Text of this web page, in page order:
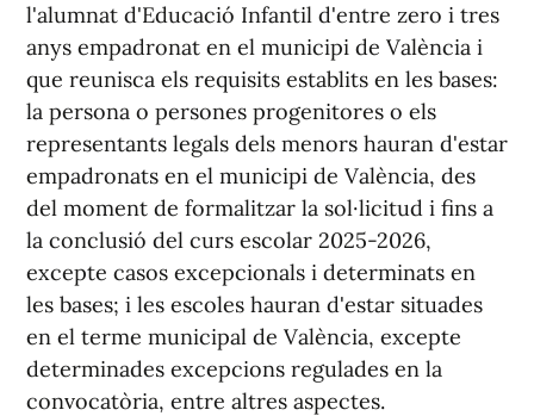
l'alumnat d'Educació Infantil d'entre zero i tres
anys empadronat en el municipi de València i
que reunisca els requisits establits en les bases:
la persona o persones progenitores o els
representants legals dels menors hauran d'estar
empadronats en el municipi de València, des
del moment de formalitzar la sol·licitud i fins a
la conclusió del curs escolar 2025-2026,
excepte casos excepcionals i determinats en
les bases; i les escoles hauran d'estar situades
en el terme municipal de València, excepte
determinades excepcions regulades en la
convocatòria, entre altres aspectes.